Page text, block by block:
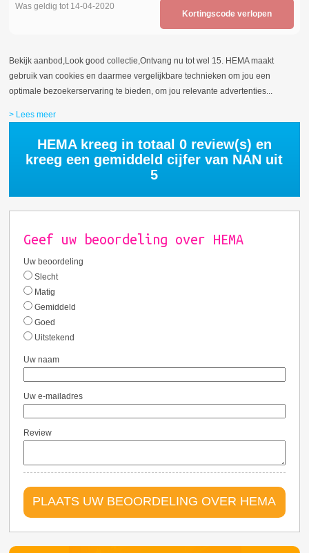
Kortingscode verlopen
Was geldig tot 14-04-2020
Bekijk aanbod,Look good collectie,Ontvang nu tot wel 15. HEMA maakt
gebruik van cookies en daarmee vergelijkbare technieken om jou een
optimale bezoekerservaring te bieden, om jou relevante advertenties...
> Lees meer
HEMA kreeg in totaal 0review(s) en
kreeg een gemiddeld cijfer van NAN uit
5
Geef uw beoordeling over HEMA
Uw beoordeling
Slecht
Matig
Gemiddeld
Goed
Uitstekend
Uw naam
Uw e-mailadres
Review
PLAATS UW BEOORDELING OVER HEMA